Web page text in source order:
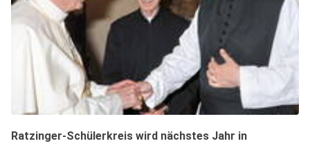
Ratzinger-Schülerkreis wird nächstes Jahr in